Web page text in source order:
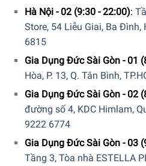
Hệ thống làm lạnh đa
luân chuyển không khí, làm
khắp tủ lạnh. Giúp thực
mới và giữ được hương vị.
Bên trong tủ lạnh này, bạn
Life Plus. Cung cấp một khu
độ cho những đồ dễ hỏng
sữa. Điều này cho phép thực
quản lâu hơn.
Tủ lạnh này rất tiết kiệm
Hà Nội - 02 (9:30 - 22:00):
Store, 54 Liễu Giai, Ba Đình,
6815
Gia Dụng Đức Sài Gòn - 01
Hòa, P. 13, Q. Tân Bình,
Gia Dụng Đức Sài Gòn - 02
đường số 4, KDC Himlam,
9222 6774
Gia Dụng Đức Sài Gòn - 03
Tầng 3, Tòa nhà ESTELLA